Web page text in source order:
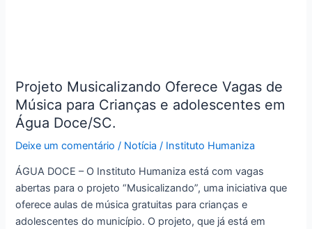
Projeto Musicalizando Oferece Vagas de
Música para Crianças e adolescentes em
Água Doce/SC.
Deixe um comentário / Notícia / Instituto Humaniza
ÁGUA DOCE – O Instituto Humaniza está com vagas
abertas para o projeto “Musicalizando”, uma iniciativa que
oferece aulas de música gratuitas para crianças e
adolescentes do município. O projeto, que já está em
Oferece
Vagas
de
para
Crianças
e
adolescentes
em